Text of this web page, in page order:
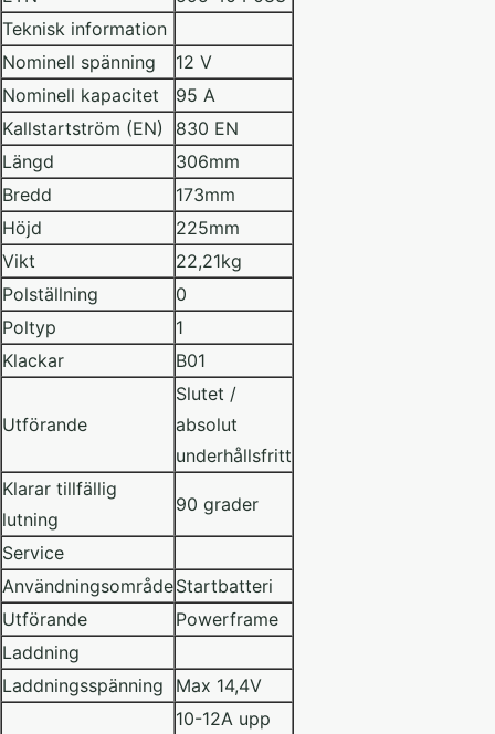
Teknisk information
Nominell spänning
12 V
Nominell kapacitet
95 A
Kallstartström (EN)
830 EN
Längd
306mm
Bredd
173mm
Höjd
225mm
Vikt
22,21kg
Polställning
0
Poltyp
1
Klackar
B01
Utförande
Slutet /
absolut
underhållsfritt
Klarar tillfällig
lutning
90 grader
Service
AnvändningsområdeStartbatteri
Utförande
Powerframe
Laddning
Laddningsspänning
Max 14,4V
10-12A upp